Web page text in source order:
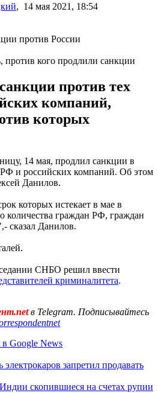
, 14 мая 2021, 18:54
против кого продлили санкции
против тех
компаний,
которых
14 мая, продлил санкции в
и российских компаний. Об этом
Данилов.
которых истекает в мае в
количества граждан РФ, граждан
сказал Данилов.
СНБО решил ввести
криминалитета.
в Telegram. Подписывайтесь
в Google News
запретил продавать
скопившиеся на счетах рупии